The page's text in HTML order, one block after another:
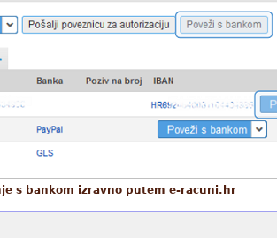
s bankom izravno putem e-racuni.hr